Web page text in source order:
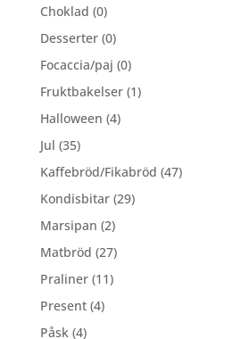
Choklad (0)
Desserter (0)
Focaccia/paj (0)
Fruktbakelser (1)
Halloween (4)
Jul (35)
Kaffebröd/Fikabröd (47)
Kondisbitar (29)
Marsipan (2)
Matbröd (27)
Praliner (11)
Present (4)
Påsk (4)